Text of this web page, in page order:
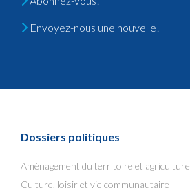
Envoyez-nous une nouvelle!
Dossiers politiques
Aménagement du territoire et agriculture
Culture, loisir et vie communautaire